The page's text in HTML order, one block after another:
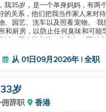
我35岁，是一个单身妈妈，有两
的关系，他们把我当作家人来对
看宠物。 我擅长照顾婴儿和孩子、烹饪以及保持一切清洁。我总
和厨房，以防止任何臭味和可能
从 01日09月2026年 | 全职
岁
辞职 香港